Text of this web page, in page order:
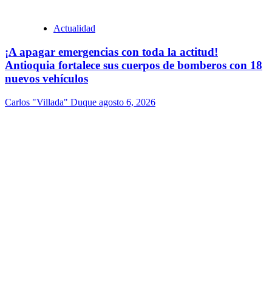
Actualidad
¡A apagar emergencias con toda la actitud!
Antioquia fortalece sus cuerpos de bomberos con 18
nuevos vehículos
Carlos "Villada" Duque agosto 6, 2026